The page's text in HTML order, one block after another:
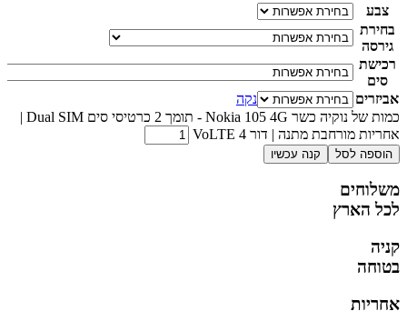
צבע
בחירת
גירסה
רכישת
סים
אביזרים
נקה
כמות של נוקיה כשר Nokia 105 4G - תומך 2 כרטיסי סים Dual SIM |
אחריות מורחבת מתנה | דור 4 VoLTE
הוספה לסל קנה עכשיו
משלוחים
לכל הארץ
קניה
בטוחה
אחריות